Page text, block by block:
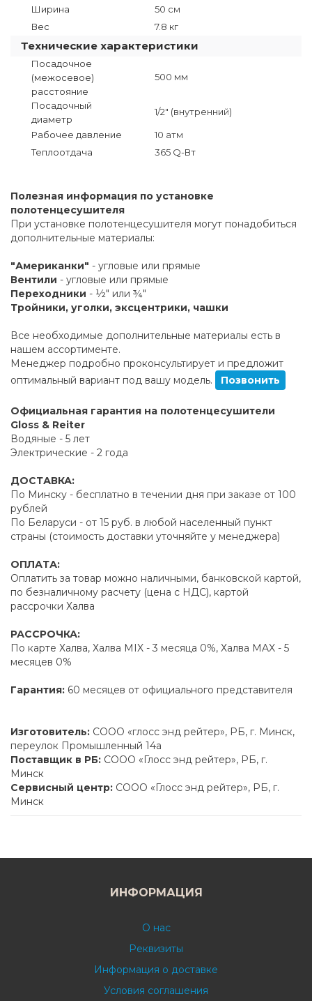
Ширина
50 см
Вес
7.8 кг
Технические характеристики
Посадочное
(межосевое)
расстояние
500 мм
Посадочный
диаметр
1/2" (внутренний)
Рабочее давление
10 атм
Теплоотдача
365 Q-Вт
Полезная информация по установке
полотенцесушителя
При установке полотенцесушителя могут понадобиться
дополнительные материалы:
"Американки" - угловые или прямые
Вентили - угловые или прямые
Переходники - ½" или ¾"
Тройники, уголки, эксцентрики, чашки
Все необходимые дополнительные материалы есть в
нашем ассортименте.
Менеджер подробно проконсультирует и предложит
оптимальный вариант под вашу модель.
Позвонить
Официальная гарантия на полотенцесушители
Gloss & Reiter
Водяные - 5 лет
Электрические - 2 года
ДОСТАВКА:
По Минску - бесплатно в течении дня при заказе от 100
рублей
По Беларуси - от 15 руб. в любой населенный пункт
страны (стоимость доставки уточняйте у менеджера)
ОПЛАТА:
Оплатить за товар можно наличными, банковской картой,
по безналичному расчету (цена с НДС), картой
рассрочки Халва
РАССРОЧКА:
По карте Халва, Халва MIX - 3 месяца 0%, Халва MAX - 5
месяцев 0%
Гарантия: 60 месяцев от официального представителя
Изготовитель: СООО «глосс энд рейтер», РБ, г. Минск,
переулок Промышленный 14а
Поставщик в РБ: СООО «Глосс энд рейтер», РБ, г.
Минск
Сервисный центр: СООО «Глосс энд рейтер», РБ, г.
Минск
ИНФОРМАЦИЯ
О нас
Реквизиты
Информация о доставке
Условия соглашения